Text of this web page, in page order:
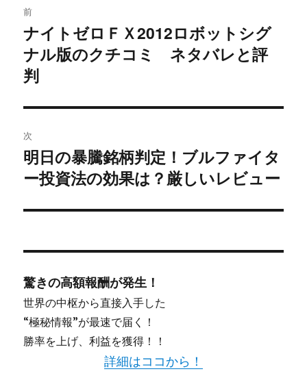
稿
ナ
ビ
ゲ
ー
シ
前
過
去
の
稿:
ナイトゼロＦＸ2012ロボットシグ
ナル版のクチコミ ネタバレと評
判
次
次
の
稿:
明日の暴騰銘柄判定！ブルファイタ
ー投資法の効果は？厳しいレビュー
驚きの高額報酬が発生！
世界の中枢から直接入手した
“極秘情報”が最速で届く！
勝率を上げ、利益を獲得！！
詳細はココから！